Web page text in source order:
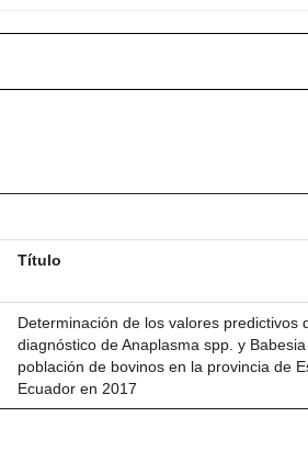
Título
Determinación de los valores predictivos
diagnóstico de Anaplasma spp. y
población de bovinos en la provincia de
Ecuador en 2017